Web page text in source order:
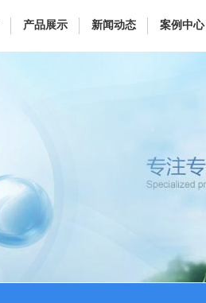
产品展示 新闻动态 案例中心